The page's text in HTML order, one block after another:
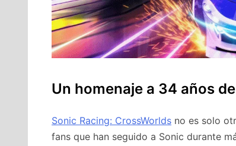
Un homenaje a 34 años
Sonic Racing: CrossWorlds no es solo
fans que han seguido a Sonic durante